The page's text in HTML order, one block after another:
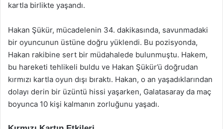
kartla birlikte yaşandı.
Hakan Şükür, mücadelenin 34. dakikasında, savunmadaki
bir oyuncunun üstüne doğru yüklendi. Bu pozisyonda,
Hakan rakibine sert bir müdahalede bulunmuştu. Hakem,
bu hareketi tehlikeli buldu ve Hakan Şükür’ü doğrudan
kırmızı kartla oyun dışı bıraktı. Hakan, o an yaşadıklarından
dolayı derin bir üzüntü hissi yaşarken, Galatasaray da maç
boyunca 10 kişi kalmanın zorluğunu yaşadı.